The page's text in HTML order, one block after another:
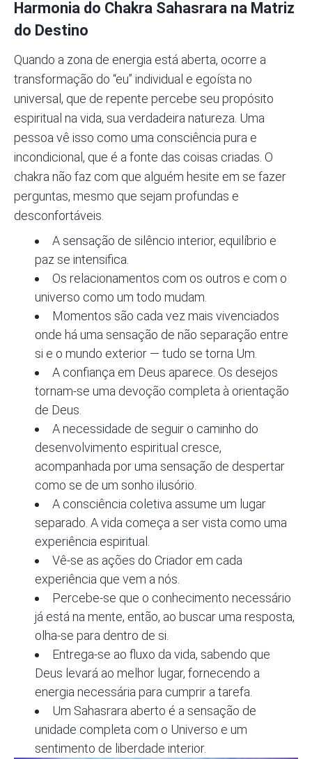
Harmonia do Chakra Sahasrara na Matriz
do Destino
Quando a zona de energia está aberta, ocorre a
transformação do “eu” individual e egoísta no
universal, que de repente percebe seu propósito
espiritual na vida, sua verdadeira natureza. Uma
pessoa vê isso como uma consciência pura e
incondicional, que é a fonte das coisas criadas. O
chakra não faz com que alguém hesite em se fazer
perguntas, mesmo que sejam profundas e
desconfortáveis.
A sensação de silêncio interior, equilíbrio e
paz se intensifica.
Os relacionamentos com os outros e com o
universo como um todo mudam.
Momentos são cada vez mais vivenciados
onde há uma sensação de não separação entre
si e o mundo exterior — tudo se torna Um.
A confiança em Deus aparece. Os desejos
tornam-se uma devoção completa à orientação
de Deus.
A necessidade de seguir o caminho do
desenvolvimento espiritual cresce,
acompanhada por uma sensação de despertar
como se de um sonho ilusório.
A consciência coletiva assume um lugar
separado. A vida começa a ser vista como uma
experiência espiritual.
Vê-se as ações do Criador em cada
experiência que vem a nós.
Percebe-se que o conhecimento necessário
já está na mente, então, ao buscar uma resposta,
olha-se para dentro de si.
Entrega-se ao fluxo da vida, sabendo que
Deus levará ao melhor lugar, fornecendo a
energia necessária para cumprir a tarefa.
Um Sahasrara aberto é a sensação de
unidade completa com o Universo e um
sentimento de liberdade interior.